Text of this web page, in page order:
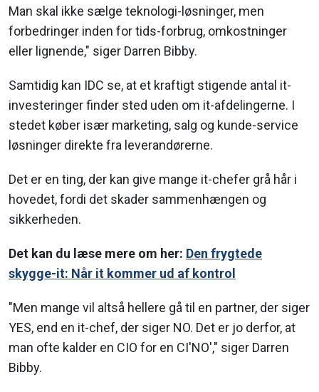
Man skal ikke sælge teknologi-løsninger, men
forbedringer inden for tids-forbrug, omkostninger
eller lignende," siger Darren Bibby.
Samtidig kan IDC se, at et kraftigt stigende antal it-
investeringer finder sted uden om it-afdelingerne. I
stedet køber især marketing, salg og kunde-service
løsninger direkte fra leverandørerne.
Det er en ting, der kan give mange it-chefer grå hår i
hovedet, fordi det skader sammenhængen og
sikkerheden.
Det kan du læse mere om her: Den frygtede
skygge-it: Når it kommer ud af kontrol
"Men mange vil altså hellere gå til en partner, der siger
YES, end en it-chef, der siger NO. Det er jo derfor, at
man ofte kalder en CIO for en CI'NO'," siger Darren
Bibby.